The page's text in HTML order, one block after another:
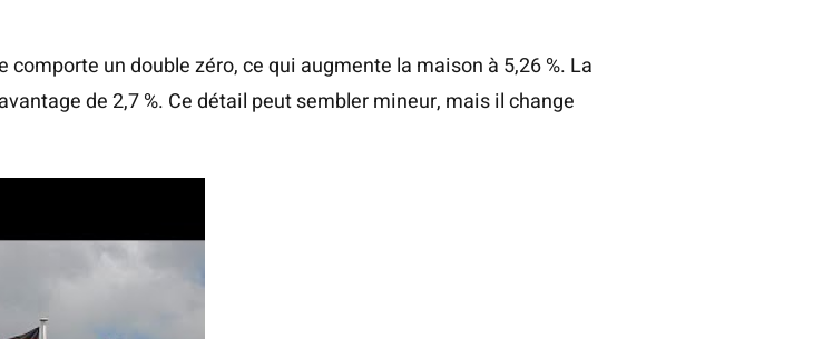
un double zéro, ce qui augmente la maison à 5,26 %. La
de 2,7 %. Ce détail peut sembler mineur, mais il change